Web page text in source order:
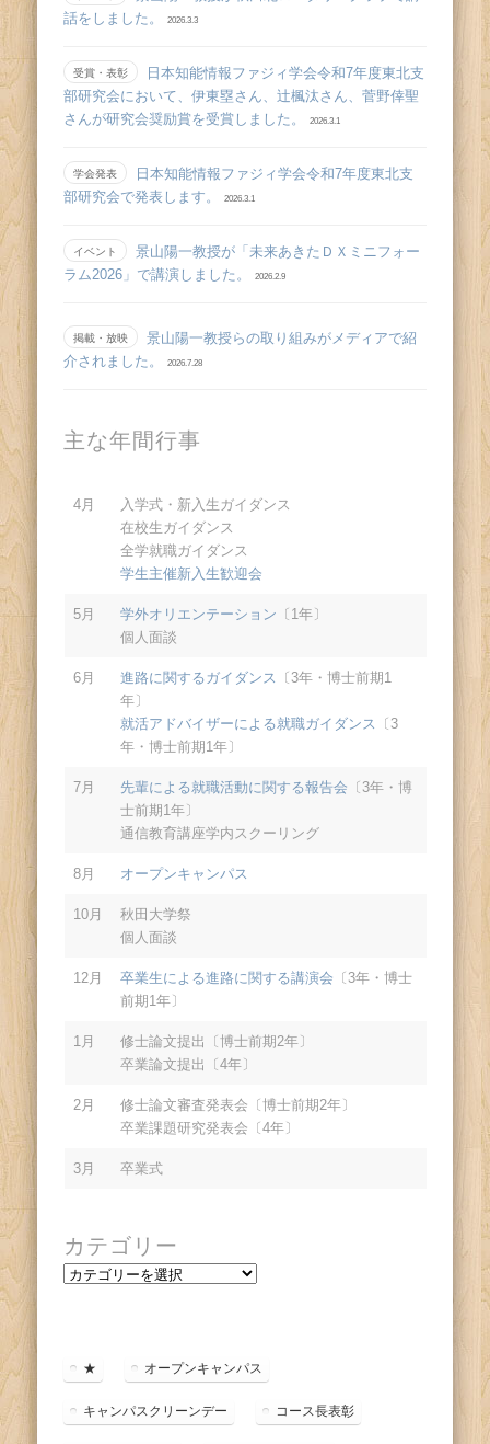
話をしました。
2026.3.3
受賞・表彰
日本知能情報ファジィ学会令和7年度東北支
部研究会において、伊東塁さん、辻󠄀楓汰さん、菅野倖聖
さんが研究会奨励賞を受賞しました。
2026.3.1
学会発表
日本知能情報ファジィ学会令和7年度東北支
部研究会で発表します。
2026.3.1
イベント
景山陽一教授が「未来あきたＤＸミニフォー
ラム2026」で講演しました。
2026.2.9
掲載・放映
景山陽一教授らの取り組みがメディアで紹
介されました。
2026.7.28
主な年間行事
4月
入学式・新入生ガイダンス
在校生ガイダンス
全学就職ガイダンス
学生主催新入生歓迎会
5月 学外オリエンテーション 〔1年〕
個人面談
6月 進路に関するガイダンス 〔3年・博士前期1
年〕
就活アドバイザーによる就職ガイダンス 〔3
年・博士前期1年〕
7月 先輩による就職活動に関する報告会 〔3年・博
士前期1年〕
通信教育講座学内スクーリング
8月 オープンキャンパス
10月
秋田大学祭
個人面談
12月 卒業生による進路に関する講演会 〔3年・博士
前期1年〕
1月
修士論文提出〔博士前期2年〕
卒業論文提出〔4年〕
2月
修士論文審査発表会〔博士前期2年〕
卒業課題研究発表会〔4年〕
3月 卒業式
カテゴリー
カ
ー ★ オープンキャンパス
キャンパスクリーンデー コース長表彰